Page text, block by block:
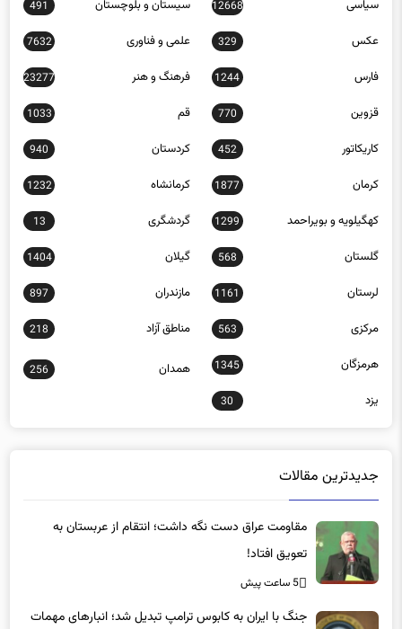
سیاسی 12668 سیستان و بلوچستان 491
عکس 329 علمی و فناوری 7632
فارس 1244 فرهنگ و هنر 23277
قزوین 770 قم 1033
کاریکاتور 452 کردستان 940
کرمان 1877 کرمانشاه 1232
کهگیلویه و بویراحمد 1299 گردشگری 13
گلستان 568 گیلان 1404
لرستان 1161 مازندران 897
مرکزی 563 مناطق آزاد 218
هرمزگان 1345 همدان 256
یزد 30
جدیدترین مقالات
مقاومت عراق دست نگه داشت؛ انتقام از عربستان به
تعویق افتاد!
5 ساعت پیش
جنگ با ایران به کابوس ترامپ تبدیل شد؛ انبارهای مهمات